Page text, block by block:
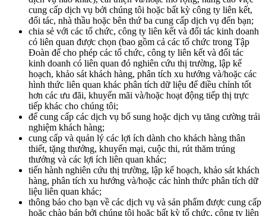
cung cấp dịch vụ bởi chúng tôi hoặc bất kỳ công ty liên kết,
đối tác, nhà thầu hoặc bên thứ ba cung cấp dịch vụ đến bạn;
chia sẻ với các tổ chức, công ty liên kết và đối tác kinh doanh
có liên quan được chọn (bao gồm cả các tổ chức trong Tập
Đoàn để cho phép các tổ chức, công ty liên kết và đối tác
kinh doanh có liên quan đó nghiên cứu thị trường, lập kế
hoạch, khảo sát khách hàng, phân tích xu hướng và/hoặc các
hình thức liên quan khác phân tích dữ liệu để điều chỉnh tốt
hơn các ưu đãi, khuyến mãi và/hoặc hoạt động tiếp thị trực
tiếp khác cho chúng tôi;
để cung cấp các dịch vụ bổ sung hoặc dịch vụ tăng cường trải
nghiệm khách hàng;
cung cấp và quản lý các lợi ích dành cho khách hàng thân
thiết, tặng thưởng, khuyến mại, cuộc thi, rút thăm trúng
thưởng và các lợi ích liên quan khác;
tiến hành nghiên cứu thị trường, lập kế hoạch, khảo sát khách
hàng, phân tích xu hướng và/hoặc các hình thức phân tích dữ
liệu liên quan khác;
thông báo cho bạn về các dịch vụ và sản phẩm được cung cấp
hoặc chào bán bởi chúng tôi hoặc bất kỳ tổ chức, công ty liên